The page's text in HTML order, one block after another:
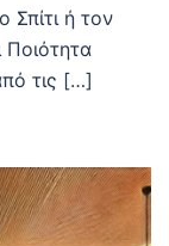
Σπίτι ή τον
τις […]